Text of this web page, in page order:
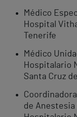
Médico
Hospital
Tenerife
Médico
Hospitalario
Santa Cruz
de